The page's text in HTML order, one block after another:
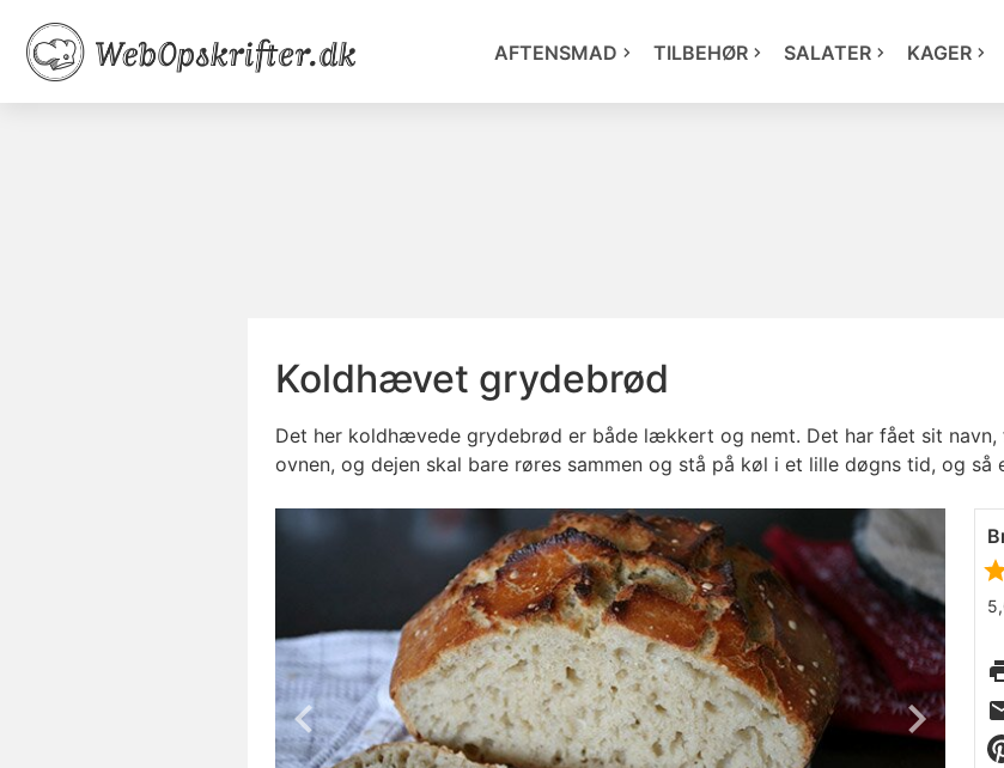
AFTENSMAD TILBEHØR SALATER KAGER
Koldhævet grydebrød
Det her koldhævede grydebrød er både lækkert og nemt. Det har fået sit
ovnen, og dejen skal bare røres sammen og stå på køl i et lille døgns tid, og